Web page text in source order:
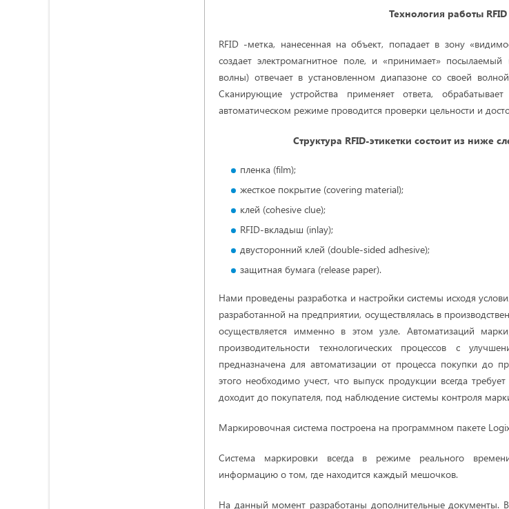
Технология работы
RFID -метка, нанесенная на объект, попадает в зону
создает электромагнитное поле, и «принимает»
волны) отвечает в установленном диапазоне со своей
Сканирующие устройства применяет ответа,
автоматическом режиме проводится проверки цельности и
Структура RFID-этикетки состоит из ниже
пленка (film);
жесткое покрытие (covering material);
клей (cohesive clue);
RFID-вкладыш (inlay);
двусторонний клей (double-sided adhesive);
защитная бумага (release paper).
Нами проведены разработка и настройки системы исходя
разработанной на предприятии, осуществлялась в
осуществляется имменно в этом узле. Автоматизаций
производительности технологических процессов с
предназначена для автоматизации от процесса покупки до
этого необходимо учест, что выпуск продукции всегда
доходит до покупателя, под наблюдение системы контроля
Маркировочная система построена на программном пакете Logix
Система маркировки всегда в режиме реального
информацию о том, где находится каждый мешочков.
На данный момент разработаны дополнительные документы.